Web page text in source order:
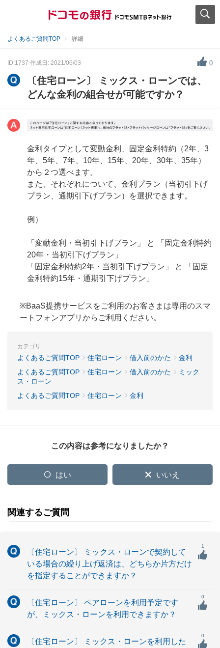
よくあるご質問TOP 詳細
ID:1737 作成日: 2021/06/03 0
〔住宅ローン〕 ミックス・ローンでは、
どんな金利の組合せが可能ですか？
金利タイプとして変動金利、固定金利特約（2年、3
年、5年、7年、10年、15年、20年、30年、35年）
から２つ選べます。
また、それぞれについて、金利プラン（当初引下げ
プラン、通期引下げプラン）を選択できます。
例）
「変動金利・当初引下げプラン」 と 「固定金利特約
20年・当初引下げプラン」
「固定金利特約2年・当初引下げプラン」 と 「固定
金利特約15年・通期引下げプラン」
※BaaS提携サービスをご利用のお客さまは専用のスマ
ートフォンアプリからご利用ください。
カテゴリ
よくあるご質問TOP 住宅ローン 借入前のかた
金利
よくあるご質問TOP
住宅ローン 借入前のかた
ミック
ス・ローン
よくあるご質問TOP
住宅ローン 金利
この内容は参考になりましたか？
はい いいえ
関連するご質問
〔住宅ローン〕 ミックス・ローンで契約して
いる場合の繰り上げ返済は、どちらか片方だけ
を指定することができますか？
1
〔住宅ローン〕 ペアローンを利用予定です
が、ミックス・ローンを利用できますか？
0
〔住宅ローン〕 ミックス・ローンを利用した
0